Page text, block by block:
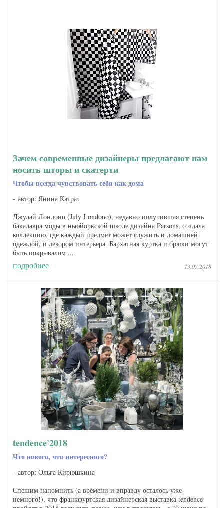
Зачем современные дизайнеры предлагают нам
носить шторы и скатерти
Чтобы всегда чувствовать себя как дома
автор: Янина Катрач
Джулай Лондоно (July Londono), недавно получившая степень
бакалавра моды в ньюйоркской школе дизайна Parsons, создала
коллекцию, где каждый предмет может служить и домашней
одеждой, и декором интерьера. Бархатная куртка и брюки могут
быть покрывалом ...
подробнее 13.07.2018
tendence'2018
Что нового, что интересного?
автор: Ольга Кирюшкина
Спешим напомнить (а времени и вправду осталось уже
немного!), что франкфуртская дизайнерская выставка tendence